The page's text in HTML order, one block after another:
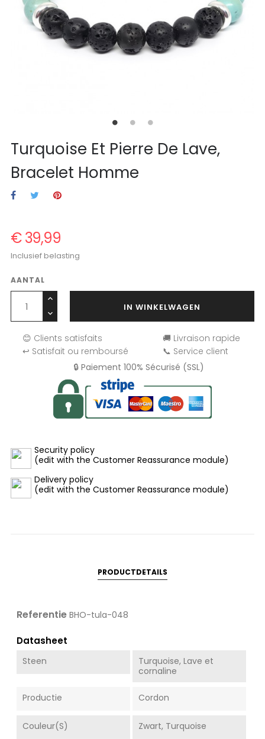
Turquoise Et Pierre De Lave,
Bracelet Homme
€ 39,99
Inclusief belasting
AANTAL
IN WINKELWAGEN
😊 Clients satisfaits
🚚 Livraison rapide
↩️ Satisfait ou remboursé
📞 Service client
🔒 Paiement 100% Sécurisé (SSL)
Security policy
(edit with the Customer Reassurance module)
Delivery policy
(edit with the Customer Reassurance module)
PRODUCTDETAILS
Referentie BHO-tula-048
Datasheet
Steen
Turquoise, Lave et
cornaline
Productie Cordon
Couleur(s) Zwart, Turquoise